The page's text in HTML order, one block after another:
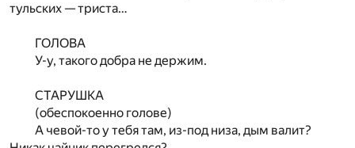
тульских — триста…
ГОЛОВА
У-у, такого добра не держим.
СТАРУШКА
(обеспокоенно голове)
А чевой-то у тебя там, из-под низа, дым валит?